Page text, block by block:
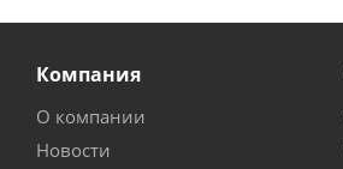
Компания
О компании
Новости